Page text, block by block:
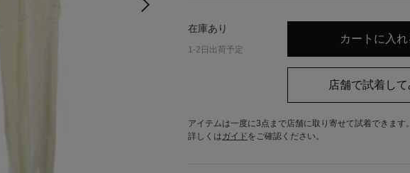
在庫あり
1-2日出荷予定
アイテムは一度に3点まで店舗に取り寄せて試着できます。
詳しくはガイド をご確認ください。